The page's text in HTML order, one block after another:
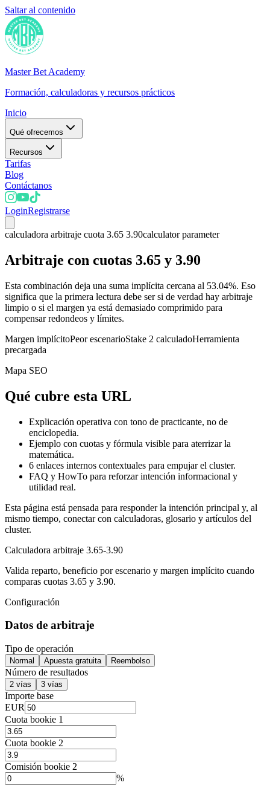
Saltar al contenido
Master Bet Academy
Formación, calculadoras y recursos prácticos
Inicio
Qué ofrecemos
Recursos
Tarifas
Blog
Contáctanos
LoginRegistrarse
calculadora arbitraje cuota 3.65 3.90calculator parameter
Arbitraje con cuotas 3.65 y 3.90
Esta combinación deja una suma implícita cercana al 53.04%. Eso
significa que la primera lectura debe ser si de verdad hay arbitraje
limpio o si el margen ya está demasiado comprimido para
compensar redondeos y límites.
Margen implícitoPeor escenarioStake 2 calculadoHerramienta
precargada
Mapa SEO
Qué cubre esta URL
Explicación operativa con tono de practicante, no de
enciclopedia.
Ejemplo con cuotas y fórmula visible para aterrizar la
matemática.
6 enlaces internos contextuales para empujar el cluster.
FAQ y HowTo para reforzar intención informacional y
utilidad real.
Esta página está pensada para responder la intención principal y, al
mismo tiempo, conectar con calculadoras, glosario y artículos del
cluster.
Calculadora arbitraje 3.65-3.90
Valida reparto, beneficio por escenario y margen implícito cuando
comparas cuotas 3.65 y 3.90.
Configuración
Datos de arbitraje
Tipo de operación
Normal Apuesta gratuita Reembolso
Número de resultados
2 vías 3 vías
Importe base
EUR
Cuota bookie 1
Cuota bookie 2
Comisión bookie 2
%